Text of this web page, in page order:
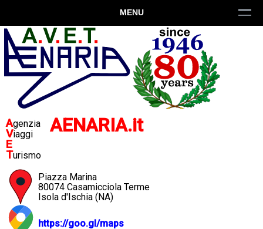
MENU
Agenzia
Viaggi
E
Turismo
AENARIA.it
Piazza Marina
80074 Casamicciola Terme
Isola d'Ischia (NA)
https://goo.gl/maps